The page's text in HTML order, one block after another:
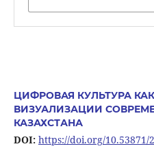
ЦИФРОВАЯ КУЛЬТУРА
ВИЗУАЛИЗАЦИИ
КАЗАХСТАНА
DOI: https://doi.org/10.53871/